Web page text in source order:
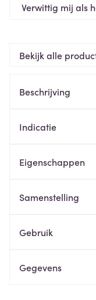
Verwittig mij als
Bekijk alle
Beschrijving
Indicatie
Eigenschappen
Samenstelling
Gebruik
Gegevens